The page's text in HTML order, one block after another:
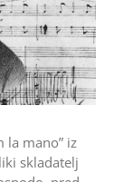
la mano” iz
skladatelj